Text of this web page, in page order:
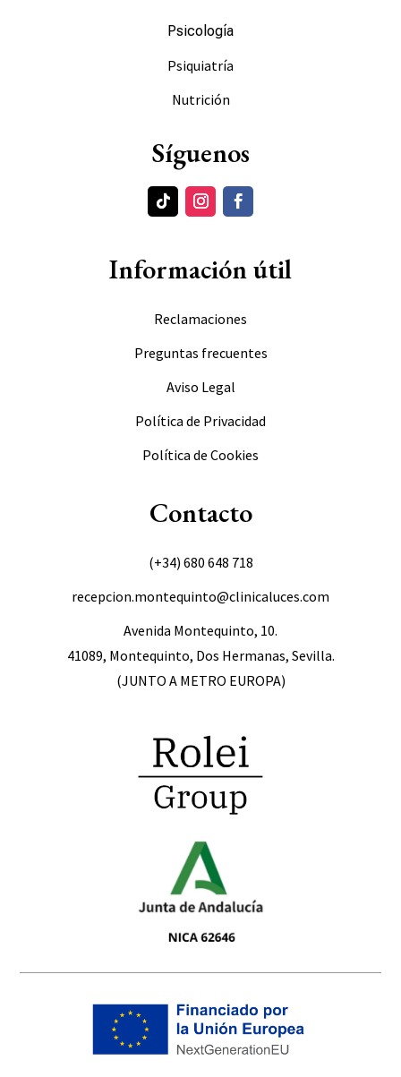
Psicología
Psiquiatría
Nutrición
Síguenos
Información útil
Reclamaciones
Preguntas frecuentes
Aviso Legal
Política de Privacidad
Política de Cookies
Contacto
(+34) 680 648 718
recepcion.montequinto@clinicaluces.com
Avenida Montequinto, 10.
41089, Montequinto, Dos Hermanas, Sevilla.
(JUNTO A METRO EUROPA)